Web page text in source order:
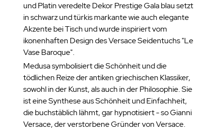
und Platin veredelte Dekor Prestige Gala blau setzt
in schwarz und türkis markante wie auch elegante
Akzente bei Tisch und wurde inspiriert vom
ikonenhaften Design des Versace Seidentuchs "Le
Vase Baroque".
Medusa symbolisiert die Schönheit und die
tödlichen Reize der antiken griechischen Klassiker,
sowohl in der Kunst, als auch in der Philosophie. Sie
ist eine Synthese aus Schönheit und Einfachheit,
die buchstäblich lähmt, gar hypnotisiert - so Gianni
Versace, der verstorbene Gründer von Versace.